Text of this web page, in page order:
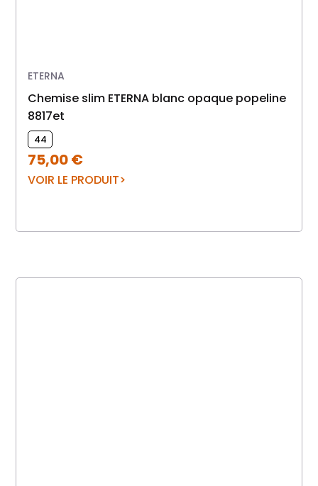
ETERNA
Chemise slim ETERNA blanc opaque popeline
8817et
44
75,00€
VOIR LE PRODUIT